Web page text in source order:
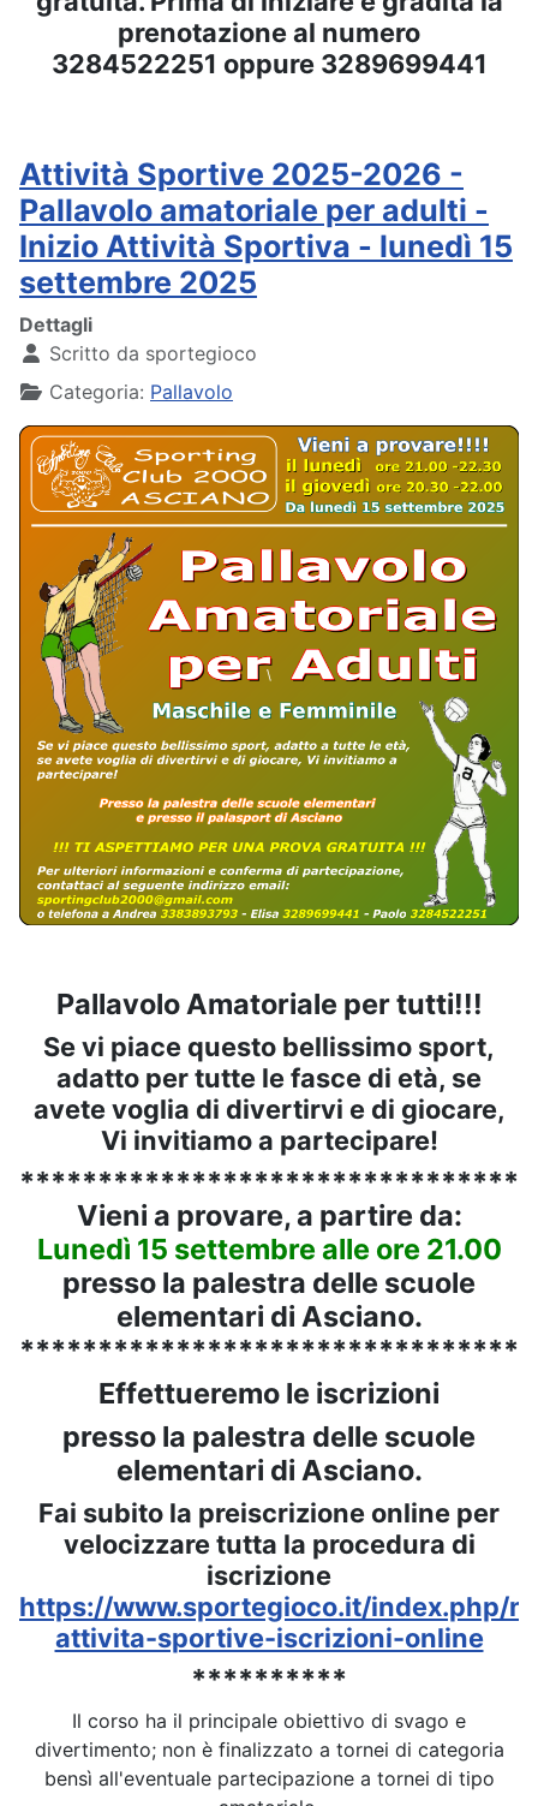
prenotazione al numero
3284522251 oppure 3289699441
Attività Sportive 2025-2026 -
Pallavolo amatoriale per adulti -
Inizio Attività Sportiva - lunedì 15
settembre 2025
Dettagli
Scritto da sportegioco
Categoria: Pallavolo
Pallavolo Amatoriale per tutti!!!
Se vi piace questo bellissimo sport,
adatto per tutte le fasce di età, se
avete voglia di divertirvi e di giocare,
Vi invitiamo a partecipare!
*********************************
Vieni a provare, a partire da:
Lunedì 15 settembre alle ore 21.00
presso la palestra delle scuole
elementari di Asciano.
*********************************
Effettueremo le iscrizioni
presso la palestra delle scuole
elementari di Asciano.
Fai subito la preiscrizione online per
velocizzare tutta la procedura di
iscrizione
https://www.sportegioco.it/index.php/
attivita-sportive-iscrizioni-online
**********
Il corso ha il principale obiettivo di svago e
divertimento; non è finalizzato a tornei di categoria
bensì all'eventuale partecipazione a tornei di tipo